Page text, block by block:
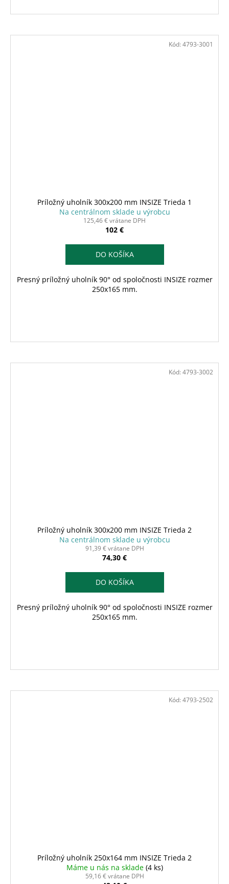
Príložný uholník 300x200 mm INSIZE Trieda 1
Na centrálnom sklade u výrobcu
125,46 € vrátane DPH
102 €
DO KOŠÍKA
Presný príložný uholník 90° od spoločnosti INSIZE rozmer
250x165 mm.
Kód: 4793-3001
Príložný uholník 300x200 mm INSIZE Trieda 2
Na centrálnom sklade u výrobcu
91,39 € vrátane DPH
74,30 €
DO KOŠÍKA
Presný príložný uholník 90° od spoločnosti INSIZE rozmer
250x165 mm.
Kód: 4793-3002
Príložný uholník 250x164 mm INSIZE Trieda 2
Máme u nás na sklade (4 ks)
59,16 € vrátane DPH
Kód: 4793-2502